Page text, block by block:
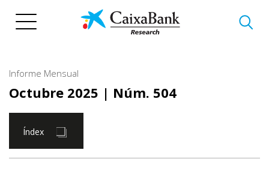
Informe Mensual
Octubre 2025 | Núm. 504
Índex